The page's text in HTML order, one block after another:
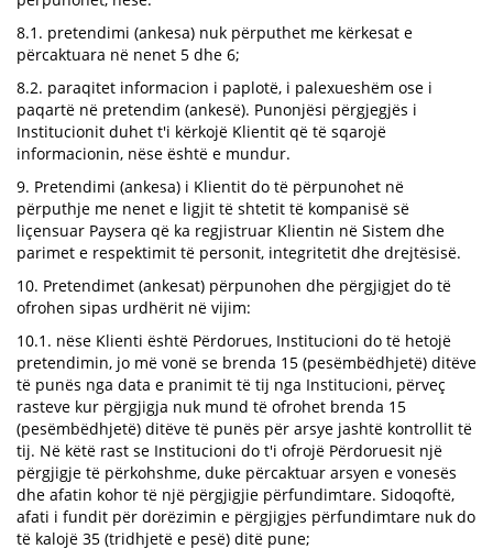
8.1. pretendimi (ankesa) nuk përputhet me kërkesat e
përcaktuara në nenet 5 dhe 6;
8.2. paraqitet informacion i paplotë, i palexueshëm ose i
paqartë në pretendim (ankesë). Punonjësi përgjegjës i
Institucionit duhet t'i kërkojë Klientit që të sqarojë
informacionin, nëse është e mundur.
9. Pretendimi (ankesa) i Klientit do të përpunohet në
përputhje me nenet e ligjit të shtetit të kompanisë së
liçensuar Paysera që ka regjistruar Klientin në Sistem dhe
parimet e respektimit të personit, integritetit dhe drejtësisë.
10. Pretendimet (ankesat) përpunohen dhe përgjigjet do të
ofrohen sipas urdhërit në vijim:
10.1. nëse Klienti është Përdorues, Institucioni do të hetojë
pretendimin, jo më vonë se brenda 15 (pesëmbëdhjetë) ditëve
të punës nga data e pranimit të tij nga Institucioni, përveç
rasteve kur përgjigja nuk mund të ofrohet brenda 15
(pesëmbëdhjetë) ditëve të punës për arsye jashtë kontrollit të
tij. Në këtë rast se Institucioni do t'i ofrojë Përdoruesit një
përgjigje të përkohshme, duke përcaktuar arsyen e vonesës
dhe afatin kohor të një përgjigjie përfundimtare. Sidoqoftë,
afati i fundit për dorëzimin e përgjigjes përfundimtare nuk do
të kalojë 35 (tridhjetë e pesë) ditë pune;